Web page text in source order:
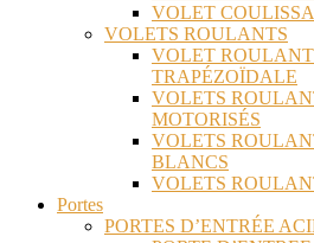
VOLET
VOLETS ROULANTS
VOLET
TRAPÉZOÏDALE
VOLETS
MOTORISÉS
VOLETS
BLANCS
VOLETS
Portes
PORTES D’ENTRÉE